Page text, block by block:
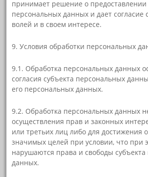
принимает решение о предоставлении
персональных данных и дает согласие
волей и в своем интересе.
9. Условия обработки персональных
9.1. Обработка персональных данных
согласия субъекта персональных
его персональных данных.
9.2. Обработка персональных данных
осуществления прав и законных
или третьих лиц либо для достижения
значимых целей при условии, что при
нарушаются права и свободы
данных.